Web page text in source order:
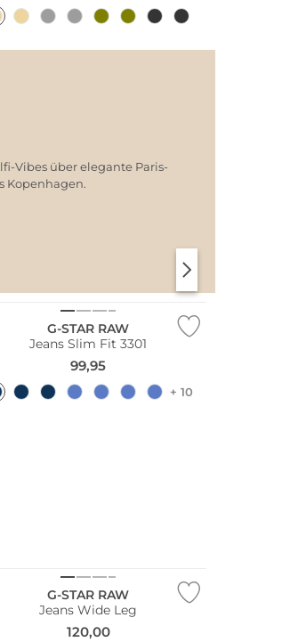
Vibes über elegante Paris-
Kopenhagen.
G-STAR RAW
Jeans Slim Fit 3301
99,95
+ 10
G-STAR RAW
Jeans Wide Leg
120,00